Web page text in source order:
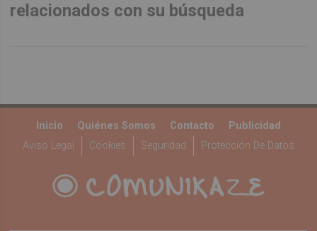
relacionados con su búsqueda
Inicio Quiénes Somos Contacto
Publicidad
Aviso Legal
Cookies Seguridad Protección De Datos